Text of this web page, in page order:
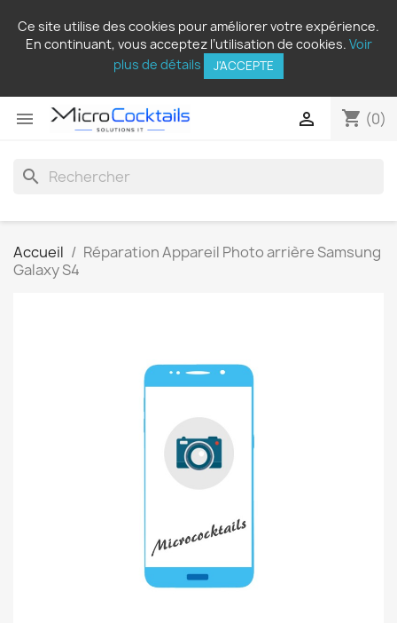
Ce site utilise des cookies pour améliorer votre expérience.
En continuant, vous acceptez l’utilisation de cookies. Voir
plus de détails
J'ACCEPTE
 shopping_cart (0)

search
Accueil
Réparation Appareil Photo arrière Samsung
Galaxy S4